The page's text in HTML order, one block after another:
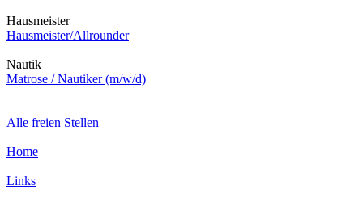
Hausmeister
Hausmeister/Allrounder
Nautik
Matrose / Nautiker (m/w/d)
Alle freien Stellen
Home
Links